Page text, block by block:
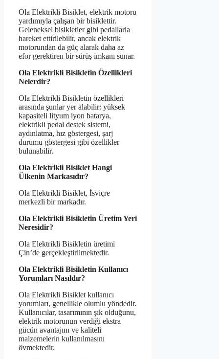
Ola Elektrikli Bisiklet, elektrik motoru
yardımıyla çalışan bir bisiklettir.
Geleneksel bisikletler gibi pedallarla
hareket ettirilebilir, ancak elektrik
motorundan da güç alarak daha az
efor gerektiren bir sürüş imkanı sunar.
Ola Elektrikli Bisikletin Özellikleri
Nelerdir?
Ola Elektrikli Bisikletin özellikleri
arasında şunlar yer alabilir: yüksek
kapasiteli lityum iyon batarya,
elektrikli pedal destek sistemi,
aydınlatma, hız göstergesi, şarj
durumu göstergesi gibi özellikler
bulunabilir.
Ola Elektrikli Bisiklet Hangi
Ülkenin Markasıdır?
Ola Elektrikli Bisiklet, İsviçre
merkezli bir markadır.
Ola Elektrikli Bisikletin Üretim Yeri
Neresidir?
Ola Elektrikli Bisikletin üretimi
Çin’de gerçekleştirilmektedir.
Ola Elektrikli Bisikletin Kullanıcı
Yorumları Nasıldır?
Ola Elektrikli Bisiklet kullanıcı
yorumları, genellikle olumlu yöndedir.
Kullanıcılar, tasarımının şık olduğunu,
elektrik motorunun verdiği ekstra
gücün avantajını ve kaliteli
malzemelerin kullanılmasını
övmektedir.